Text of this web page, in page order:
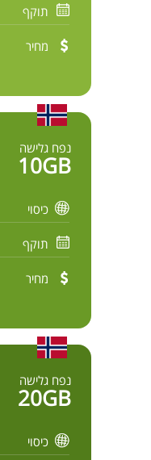
תוקף
מחיר
נפח גלישה
10GB
כיסוי
תוקף
מחיר
נפח גלישה
20GB
כיסוי